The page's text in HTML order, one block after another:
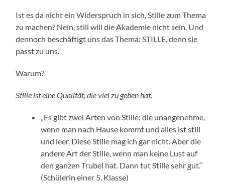
Ist es da nicht ein Widerspruch in sich, Stille zum Thema
zu machen? Nein, still will die Akademie nicht sein. Und
dennoch beschäftigt uns das Thema: STILLE, denn sie
passt zu uns.
Warum?
Stille ist eine Qualität, die viel zu geben hat.
„Es gibt zwei Arten von Stille: die unangenehme,
wenn man nach Hause kommt und alles ist still
und leer. Diese Stille mag ich gar nicht. Aber die
andere Art der Stille, wenn man keine Lust auf
den ganzen Trubel hat. Dann tut Stille sehr gut.“
(Schülerin einer 5. Klasse)